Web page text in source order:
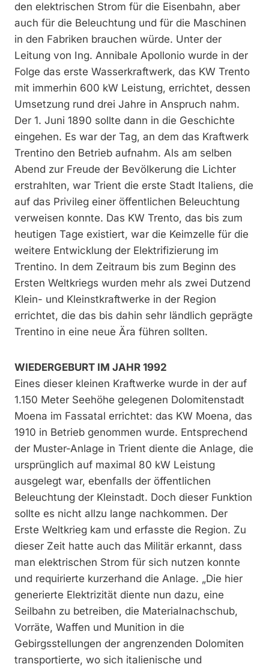
den elektrischen Strom für die Eisenbahn, aber
auch für die Beleuchtung und für die Maschinen
in den Fabriken brauchen würde. Unter der
Leitung von Ing. Annibale Apollonio wurde in der
Folge das erste Wasserkraftwerk, das KW Trento
mit immerhin 600 kW Leistung, errichtet, dessen
Umsetzung rund drei Jahre in Anspruch nahm.
Der 1. Juni 1890 sollte dann in die Geschichte
eingehen. Es war der Tag, an dem das Kraftwerk
Trentino den Betrieb aufnahm. Als am selben
Abend zur Freude der Bevölkerung die Lichter
erstrahlten, war Trient die erste Stadt Italiens, die
auf das Privileg einer öffentlichen Beleuchtung
verweisen konnte. Das KW Trento, das bis zum
heutigen Tage existiert, war die Keimzelle für die
weitere Entwicklung der Elektrifizierung im
Trentino. In dem Zeitraum bis zum Beginn des
Ersten Weltkriegs wurden mehr als zwei Dutzend
Klein- und Kleinstkraftwerke in der Region
errichtet, die das bis dahin sehr ländlich geprägte
Trentino in eine neue Ära führen sollten.
WIEDERGEBURT IM JAHR 1992
Eines dieser kleinen Kraftwerke wurde in der auf
1.150 Meter Seehöhe gelegenen Dolomitenstadt
Moena im Fassatal errichtet: das KW Moena, das
1910 in Betrieb genommen wurde. Entsprechend
der Muster-Anlage in Trient diente die Anlage, die
ursprünglich auf maximal 80 kW Leistung
ausgelegt war, ebenfalls der öffentlichen
Beleuchtung der Kleinstadt. Doch dieser Funktion
sollte es nicht allzu lange nachkommen. Der
Erste Weltkrieg kam und erfasste die Region. Zu
dieser Zeit hatte auch das Militär erkannt, dass
man elektrischen Strom für sich nutzen konnte
und requirierte kurzerhand die Anlage. „Die hier
generierte Elektrizität diente nun dazu, eine
Seilbahn zu betreiben, die Materialnachschub,
Vorräte, Waffen und Munition in die
Gebirgsstellungen der angrenzenden Dolomiten
transportierte, wo sich italienische und